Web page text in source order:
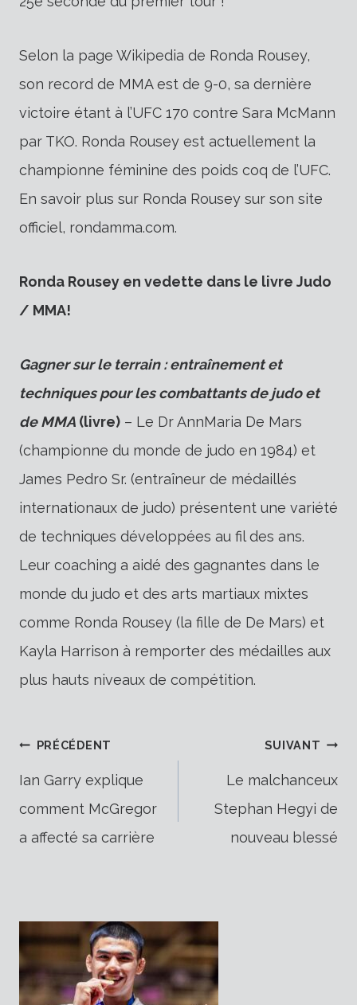
Selon la page Wikipedia de Ronda Rousey,
son record de MMA est de 9-0, sa dernière
victoire étant à l’UFC 170 contre Sara McMann
par TKO. Ronda Rousey est actuellement la
championne féminine des poids coq de l’UFC.
En savoir plus sur Ronda Rousey sur son site
officiel, rondamma.com.
Ronda Rousey en vedette dans le livre Judo
/ MMA!
Gagner sur le terrain : entraînement et
techniques pour les combattants de judo et
de MMA (livre) – Le Dr AnnMaria De Mars
(championne du monde de judo en 1984) et
James Pedro Sr. (entraîneur de médaillés
internationaux de judo) présentent une variété
de techniques développées au fil des ans.
Leur coaching a aidé des gagnantes dans le
monde du judo et des arts martiaux mixtes
comme Ronda Rousey (la fille de De Mars) et
Kayla Harrison à remporter des médailles aux
plus hauts niveaux de compétition.
Navigation
de
l’article
PRÉCÉDENT
Ian Garry explique
comment McGregor
a affecté sa carrière
SUIVANT
Le malchanceux
Stephan Hegyi de
nouveau blessé